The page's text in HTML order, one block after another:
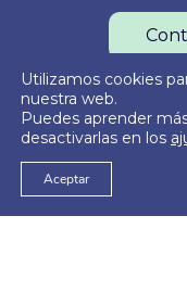
© 2026
Política de
Utilizamos cookies
nuestra web.
Puedes aprender
desactivarlas en los
Aceptar